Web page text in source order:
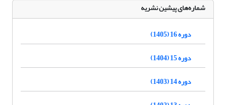
شماره‌های پیشین نشریه
دوره 16 (1405)
دوره 15 (1404)
دوره 14 (1403)